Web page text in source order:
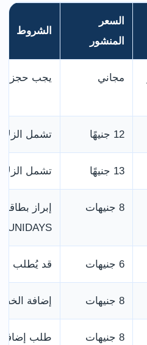
السعر
المنشور
الشروط
مجاني يجب حجز
12 جنيهًا تشمل
13 جنيهًا تشمل
8 جنيهات
إبراز
UNIDAYS
6 جنيهات قد يُطلب
8 جنيهات إضافة
8 جنيهات طلب إضافة